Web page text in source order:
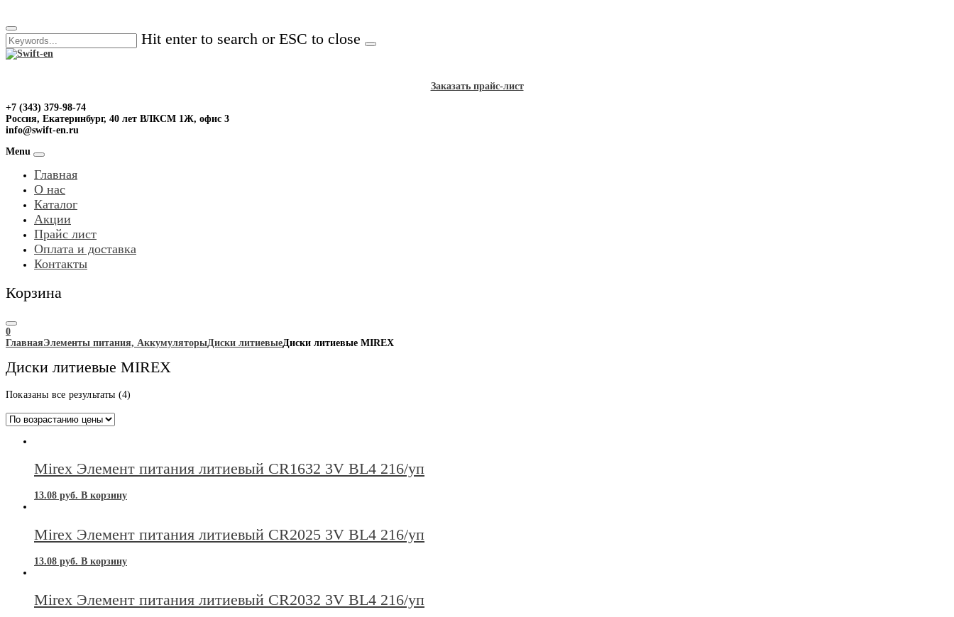
to
content
Hit enter to search or ESC to close
Заказать прайс-лист
+7 (343) 379-98-74
Россия, Екатеринбург, 40 лет ВЛКСМ 1Ж, офис 3
info@swift-en.ru
Menu
Главная
О нас
Каталог
Акции
Прайс лист
Оплата и доставка
Контакты
Корзина
0
ГлавнаяЭлементы питания, АккумуляторыДиски литиевыеДиски литиевые MIREX
Диски литиевые MIREX
Показаны все результаты (4)
Mirex Элемент питания литиевый CR1632 3V BL4 216/уп
13.08 руб. В корзину
Mirex Элемент питания литиевый CR2025 3V BL4 216/уп
13.08 руб. В корзину
Mirex Элемент питания литиевый CR2032 3V BL4 216/уп